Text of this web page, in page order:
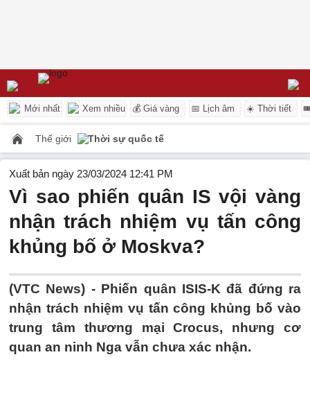
Mới nhất Xem nhiều 💰 Giá vàng 📅 Lịch âm ☀️ Thời tiết
Thế giới Thời sự quốc tế
Xuất bản ngày 23/03/2024 12:41 PM
Vì sao phiến quân IS vội vàng
nhận trách nhiệm vụ tấn công
khủng bố ở Moskva?
(VTC News) - Phiến quân ISIS-K đã đứng ra
nhận trách nhiệm vụ tấn công khủng bố vào
trung tâm thương mại Crocus, nhưng cơ
quan an ninh Nga vẫn chưa xác nhận.